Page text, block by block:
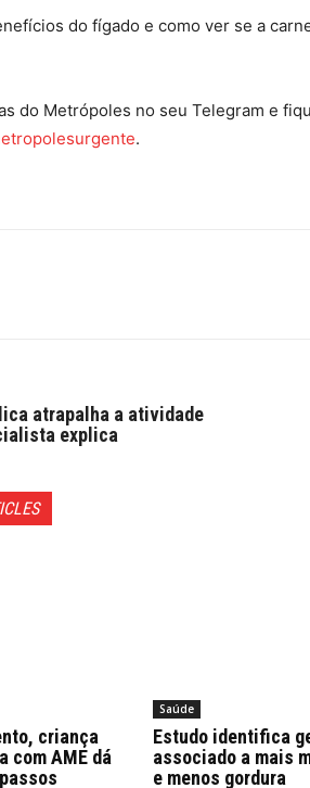
do fígado e como ver se a
do Metrópoles no seu Telegram e
.
atrapalha a atividade
explica
criança
com AME dá
Saúde
Estudo identifica
associado a mais
e menos gordura